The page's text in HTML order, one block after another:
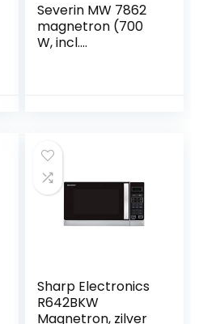
Severin MW 7862
magnetron (700
W, incl.
Sharp Electronics
R642BKW
Magnetron, zilver